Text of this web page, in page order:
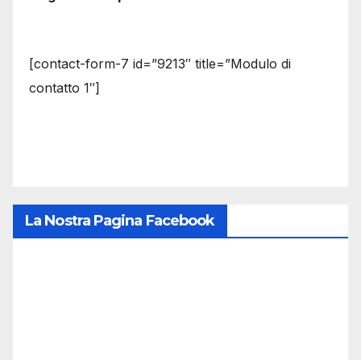
[contact-form-7 id=”9213″ title=”Modulo di
contatto 1″]
La Nostra Pagina Facebook